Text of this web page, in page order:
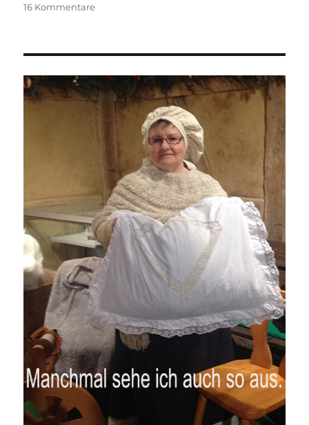
16 Kommentarezu